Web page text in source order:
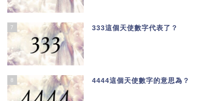
7 333這個天使數字代表了？
8 4444這個天使數字的意思為？